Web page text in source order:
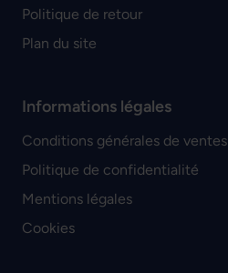
Politique de retour
Plan du site
Informations légales
Conditions générales de ventes
Politique de confidentialité
Mentions légales
Cookies